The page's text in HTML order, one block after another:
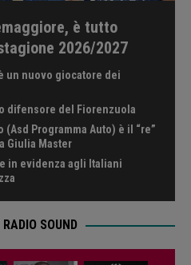
è tutto
2026/2027
un nuovo giocatore dei
difensore del Fiorenzuola
(Asd Programma Auto) è il “re”
Giulia Master
in evidenza agli Italiani
SOUND